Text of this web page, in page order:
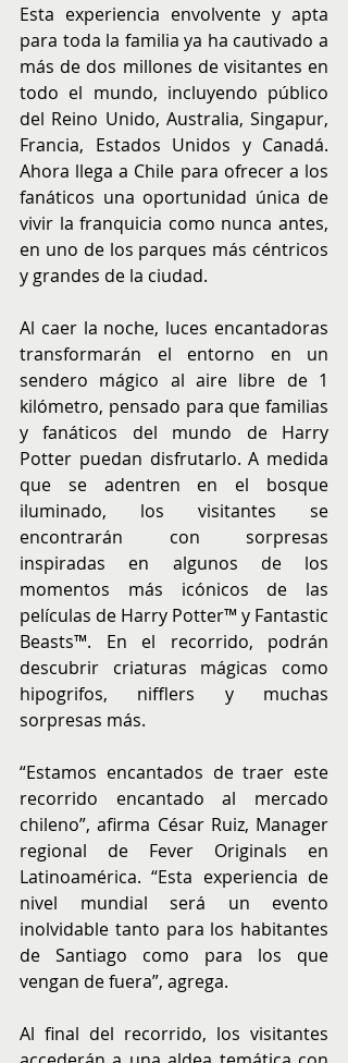
Esta experiencia envolvente y apta
para toda la familia ya ha cautivado a
más de dos millones de visitantes en
todo el mundo, incluyendo público
del Reino Unido, Australia, Singapur,
Francia, Estados Unidos y Canadá.
Ahora llega a Chile para ofrecer a los
fanáticos una oportunidad única de
vivir la franquicia como nunca antes,
en uno de los parques más céntricos
y grandes de la ciudad.
Al caer la noche, luces encantadoras
transformarán el entorno en un
sendero mágico al aire libre de 1
kilómetro, pensado para que familias
y fanáticos del mundo de Harry
Potter puedan disfrutarlo. A medida
que se adentren en el bosque
iluminado, los visitantes se
encontrarán con sorpresas
inspiradas en algunos de los
momentos más icónicos de las
películas de Harry Potter™ y Fantastic
Beasts™. En el recorrido, podrán
descubrir criaturas mágicas como
hipogrifos, nifflers y muchas
sorpresas más.
“Estamos encantados de traer este
recorrido encantado al mercado
chileno”, afirma César Ruiz, Manager
regional de Fever Originals en
Latinoamérica. “Esta experiencia de
nivel mundial será un evento
inolvidable tanto para los habitantes
de Santiago como para los que
vengan de fuera”, agrega.
Al final del recorrido, los visitantes